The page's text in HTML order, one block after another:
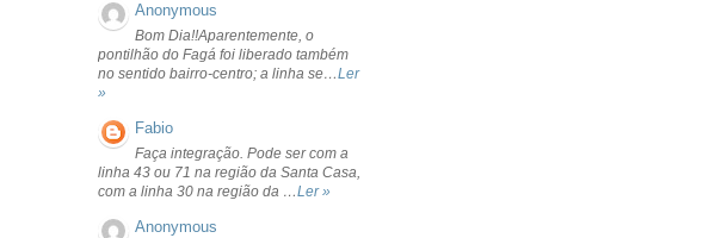
Anonymous
Bom Dia!!Aparentemente, o
pontilhão do Fagá foi liberado também
no sentido bairro-centro; a linha se…Ler
»
Fabio
Faça integração. Pode ser com a
linha 43 ou 71 na região da Santa Casa,
com a linha 30 na região da …Ler »
Anonymous